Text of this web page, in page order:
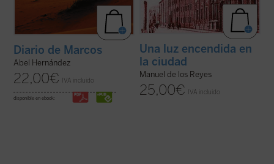
Diario de Marcos
Abel Hernández
22,00€ IVA incluido
disponible en ebook:
Una luz encendida en
la ciudad
Manuel de los Reyes
25,00€ IVA incluido